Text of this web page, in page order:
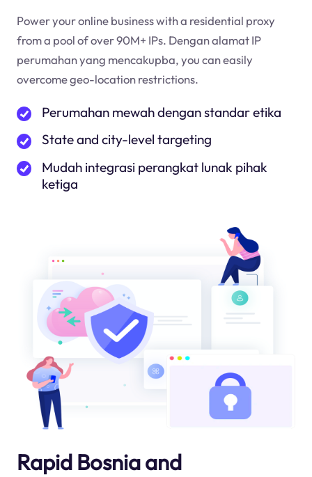
Power your online business with a residential proxy
from a pool of over 90M+ IPs. Dengan alamat IP
perumahan yang mencakupba, you can easily
overcome geo-location restrictions.
Perumahan mewah dengan standar etika
State and city-level targeting
Mudah integrasi perangkat lunak pihak
ketiga
Rapid Bosnia and